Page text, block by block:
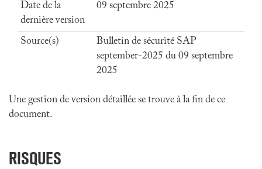
Date de la
dernière version
09 septembre 2025
Source(s)
Bulletin de sécurité SAP
september-2025 du 09 septembre
2025
Une gestion de version détaillée se trouve à la fin de ce
document.
RISQUES